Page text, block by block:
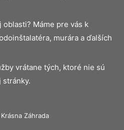
Máme pre vás k
murára a ďalších
vrátane tých, ktoré nie sú
stránky.
Záhrada